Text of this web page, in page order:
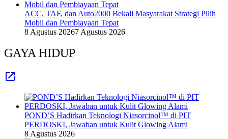
ACC, TAF, dan Auto2000 Bekali Masyarakat Strategi Pilih
Mobil dan Pembiayaan Tepat
8 Agustus 20267 Agustus 2026
GAYA HIDUP
POND’S Hadirkan Teknologi Niasorcinol™ di PIT
PERDOSKI, Jawaban untuk Kulit Glowing Alami
8 Agustus 2026